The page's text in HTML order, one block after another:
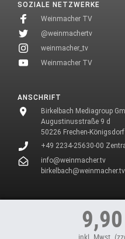
ANSCHRIFT
Birkelbach Mediagroup
Augustinusstraße 9 d
50226 Frechen-Königsdorf
+49 2234-25630-00
info@weinmacher.tv
birkelbach@weinmacher.tv
Personenbezeichnungen die
SOZIALE NETZWERKE
Weinmacher TV
@weinmachertv
weinmacher_tv
Weinmacher TV